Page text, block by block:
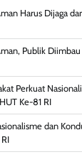
Harus Dijaga
Publik Diimbau
Perkuat
Ke-81 RI
dan